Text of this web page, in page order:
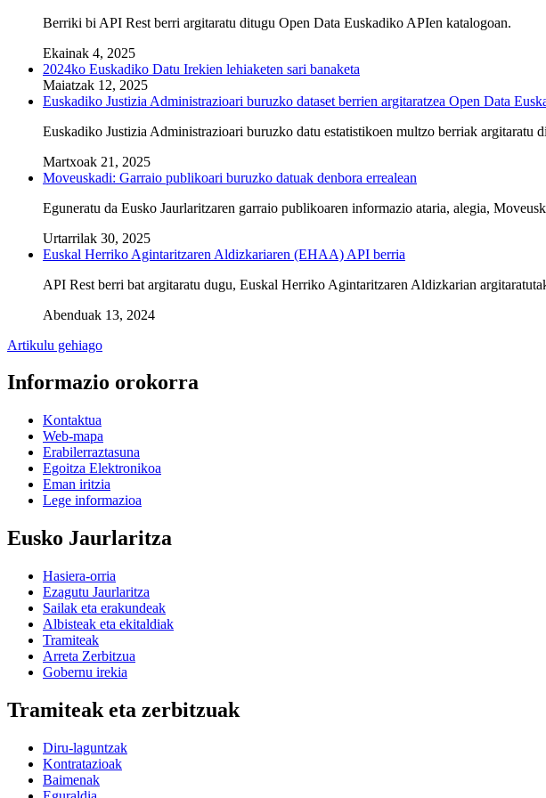
Berriki bi API Rest berri argitaratu ditugu Open Data Euskadiko APIen katalogoan.
Ekainak 4, 2025
2024ko Euskadiko Datu Irekien lehiaketen sari banaketa
Maiatzak 12, 2025
Euskadiko Justizia Administrazioari buruzko dataset berrien argitaratzea Open Data
Euskadiko Justizia Administrazioari buruzko datu estatistikoen multzo berriak argitaratu
Martxoak 21, 2025
Moveuskadi: Garraio publikoari buruzko datuak denbora errealean
Eguneratu da Eusko Jaurlaritzaren garraio publikoaren informazio ataria, alegia,
Urtarrilak 30, 2025
Euskal Herriko Agintaritzaren Aldizkariaren (EHAA) API berria
API Rest berri bat argitaratu dugu, Euskal Herriko Agintaritzaren Aldizkarian
Abenduak 13, 2024
Artikulu gehiago
Informazio orokorra
Kontaktua
Web-mapa
Erabilerraztasuna
Egoitza Elektronikoa
Eman iritzia
Lege informazioa
Eusko Jaurlaritza
Hasiera-orria
Ezagutu Jaurlaritza
Sailak eta erakundeak
Albisteak eta ekitaldiak
Tramiteak
Arreta Zerbitzua
Gobernu irekia
Tramiteak eta zerbitzuak
Diru-laguntzak
Kontratazioak
Baimenak